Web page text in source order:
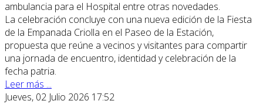
ambulancia para el Hospital entre otras novedades.
La celebración concluye con una nueva edición de la Fiesta
de la Empanada Criolla en el Paseo de la Estación,
propuesta que reúne a vecinos y visitantes para compartir
una jornada de encuentro, identidad y celebración de la
fecha patria.
Leer más ...
Jueves, 02 Julio 2026 17:52